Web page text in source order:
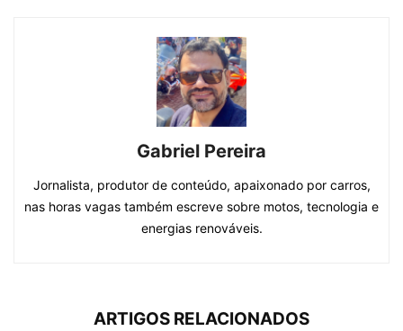
Gabriel Pereira
Jornalista, produtor de conteúdo, apaixonado por carros,
nas horas vagas também escreve sobre motos, tecnologia e
energias renováveis.
ARTIGOS RELACIONADOS